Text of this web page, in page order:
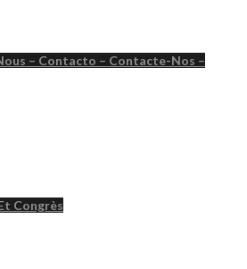
– Contacto – Contacte-Nos –
Congrès